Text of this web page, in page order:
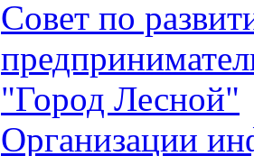
Совет по
"Город Лесной"
Организации